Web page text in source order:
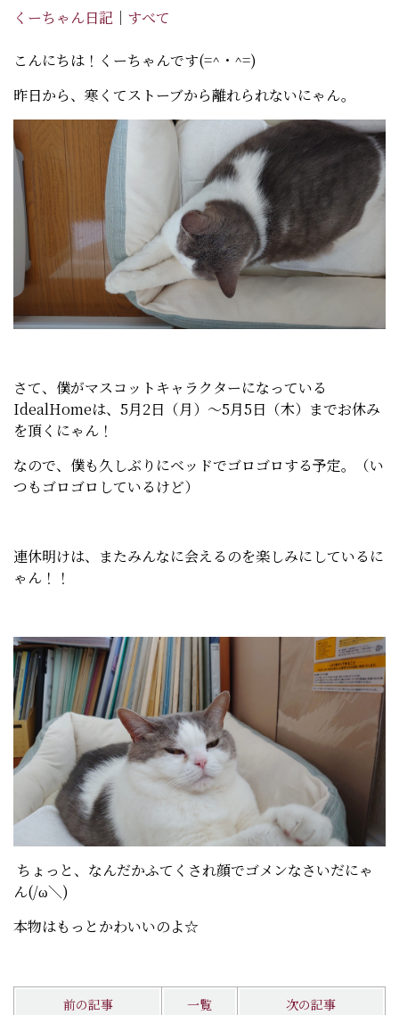
くーちゃん日記 ｜ すべて
こんにちは！くーちゃんです(=^・^=)
昨日から、寒くてストーブから離れられないにゃん。
さて、僕がマスコットキャラクターになっている
IdealHomeは、5月2日（月）～5月5日（木）までお休み
を頂くにゃん！
なので、僕も久しぶりにベッドでゴロゴロする予定。（い
つもゴロゴロしているけど）
連休明けは、またみんなに会えるのを楽しみにしているに
ゃん！！
ちょっと、なんだかふてくされ顔でゴメンなさいだにゃ
ん(/ω＼)
本物はもっとかわいいのよ☆
前の記事 一覧 次の記事